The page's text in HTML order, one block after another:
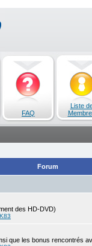
FAQ
Liste
Forum
des HD-DVD)
que les bonus rencontrés